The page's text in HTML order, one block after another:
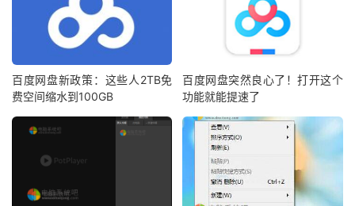
百度网盘新政策：这些人2TB免
费空间缩水到100GB
百度网盘突然良心了！打开这个
功能就能提速了